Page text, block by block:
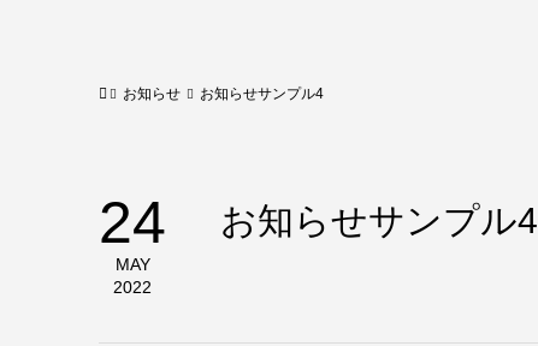
お知らせ お知らせサンプル4
24
MAY
2022
お知らせサンプル4